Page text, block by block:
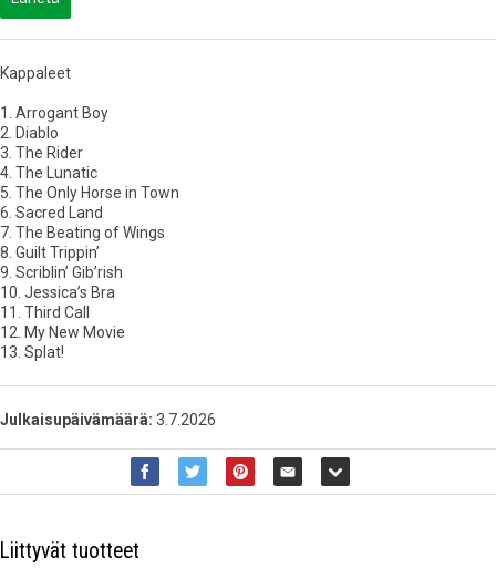
Kappaleet
1. Arrogant Boy
2. Diablo
3. The Rider
4. The Lunatic
5. The Only Horse in Town
6. Sacred Land
7. The Beating of Wings
8. Guilt Trippin’
9. Scriblin’ Gib’rish
10. Jessica’s Bra
11. Third Call
12. My New Movie
13. Splat!
Julkaisupäivämäärä: 3.7.2026
Liittyvät tuotteet